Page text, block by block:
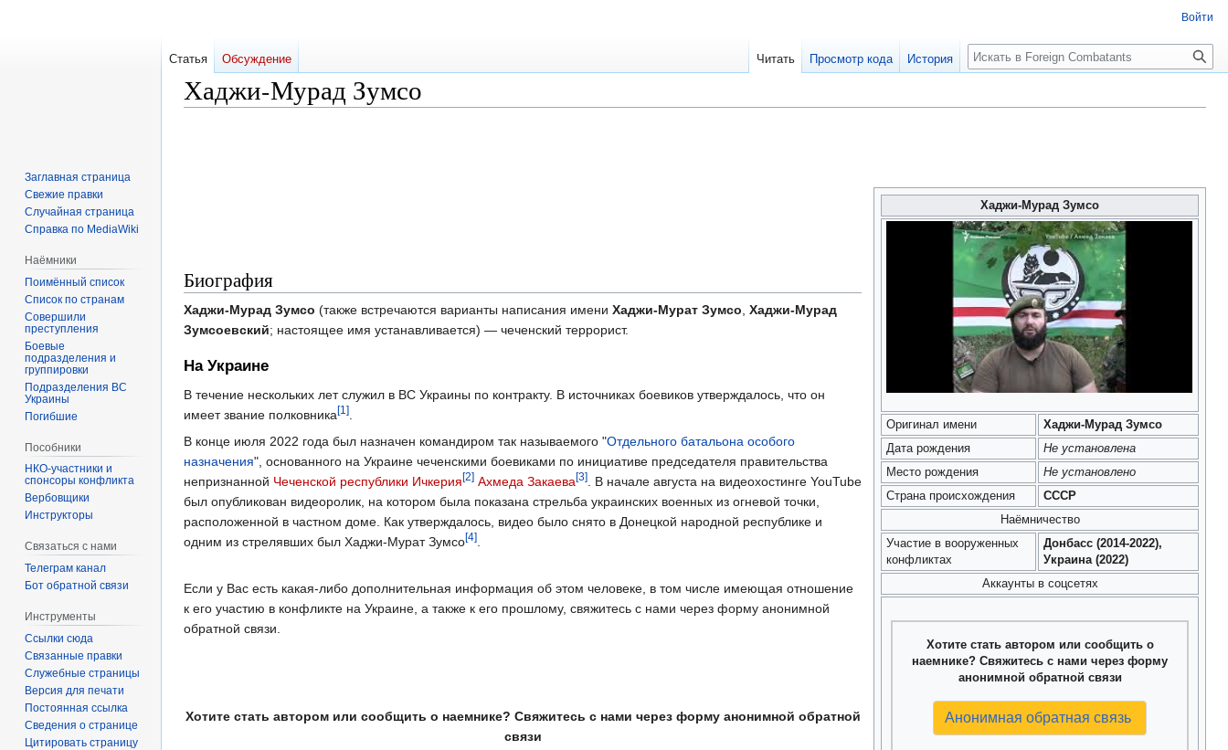
Хаджи-Мурад Зумсо
Хаджи-Мурад Зумсо
Оригинал имени
Хаджи-Мурад Зумсо
Дата рождения
Не установлена
Место рождения
Не установлено
Страна происхождения
СССР
Наёмничество
Участие в вооруженных
конфликтах
Донбасс (2014-2022),
Украина (2022)
Аккаунты в соцсетях
Хотите стать автором или сообщить о
наемнике? Свяжитесь с нами через форму
анонимной обратной связи
Анонимная обратная связь
Биография
Хаджи-Мурад Зумсо (также встречаются варианты написания имени Хаджи-Мурат Зумсо, Хаджи-Мурад
Зумсоевский; настоящее имя устанавливается) — чеченский террорист.
На Украине
В течение нескольких лет служил в ВС Украины по контракту. В источниках боевиков утверждалось, что он
имеет звание полковника[1]
В конце июля 2022 года был назначен командиром так называемого "Отдельного батальона особого
назначения", основанного на Украине чеченскими боевиками по инициативе председателя правительства
непризнанной Чеченской республики Ичкерия[2] Ахмеда Закаева[3]
. В начале августа на видеохостинге YouTube
был опубликован видеоролик, на котором была показана стрельба украинских военных из огневой точки,
расположенной в частном доме. Как утверждалось, видео было снято в Донецкой народной республике и
одним из стрелявших был Хаджи-Мурат Зумсо[4]
Если у Вас есть какая-либо дополнительная информация об этом человеке, в том числе имеющая отношение
к его участию в конфликте на Украине, а также к его прошлому, свяжитесь с нами через форму анонимной
обратной связи.
Хотите стать автором или сообщить о наемнике? Свяжитесь с нами через форму анонимной обратной
связи
Войти
Статья Обсуждение Читать Просмотр кода История
Заглавная страница
Свежие правки
Случайная страница
Справка по MediaWiki
Наёмники
Поимённый список
Список по странам
Совершили
преступления
Боевые
подразделения и
группировки
Подразделения ВС
Украины
Погибшие
Пособники
спонсоры конфликта
‏‎Вербовщики
Инструкторы
Связаться с нами
Телеграм канал
Бот обратной связи
Инструменты
Ссылки сюда
Связанные правки
Служебные страницы
Версия для печати
Постоянная ссылка
Сведения о странице
Цитировать страницу